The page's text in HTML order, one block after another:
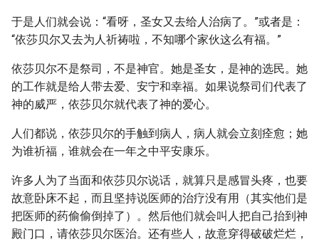
于是人们就会说：“看呀，圣女又去给人治病了。”或者是：
“依莎贝尔又去为人祈祷啦，不知哪个家伙这么有福。”
依莎贝尔不是祭司，不是神官。她是圣女，是神的选民。她
的工作就是给人带去爱、安宁和幸福。如果说祭司们代表了
神的威严，依莎贝尔就代表了神的爱心。
人们都说，依莎贝尔的手触到病人，病人就会立刻痊愈；她
为谁祈福，谁就会在一年之中平安康乐。
许多人为了当面和依莎贝尔说话，就算只是感冒头疼，也要
故意卧床不起，而且坚持说医师的治疗没有用（其实他们是
把医师的药偷偷倒掉了）。然后他们就会叫人把自己抬到神
殿门口，请依莎贝尔医治。还有些人，故意穿得破破烂烂，